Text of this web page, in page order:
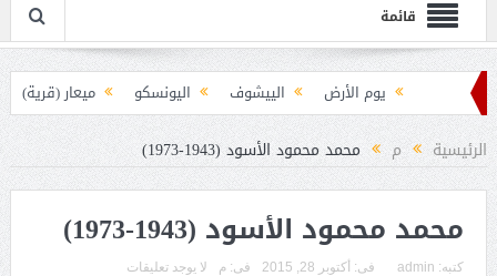
قائمة
ميعار (قرية) اليونسكو الييشوف
يوم الأرض
يوغسلافيا والقضية الفلسطينية
يوسيفوس فلاويوس (38-100م)
يوسف هيكل (1907-1989)
يوسف ضيا الخالدي (1846-1906)
يوسف سعيد أبو درة (1900-1939)
الرئيسية م محمد محمود الأسود (1943-1973)
محمد محمود الأسود (1943-1973)
كتبه: admin فى: أكتوبر 28, 2015 فى: م
لا يوجد تعليقات